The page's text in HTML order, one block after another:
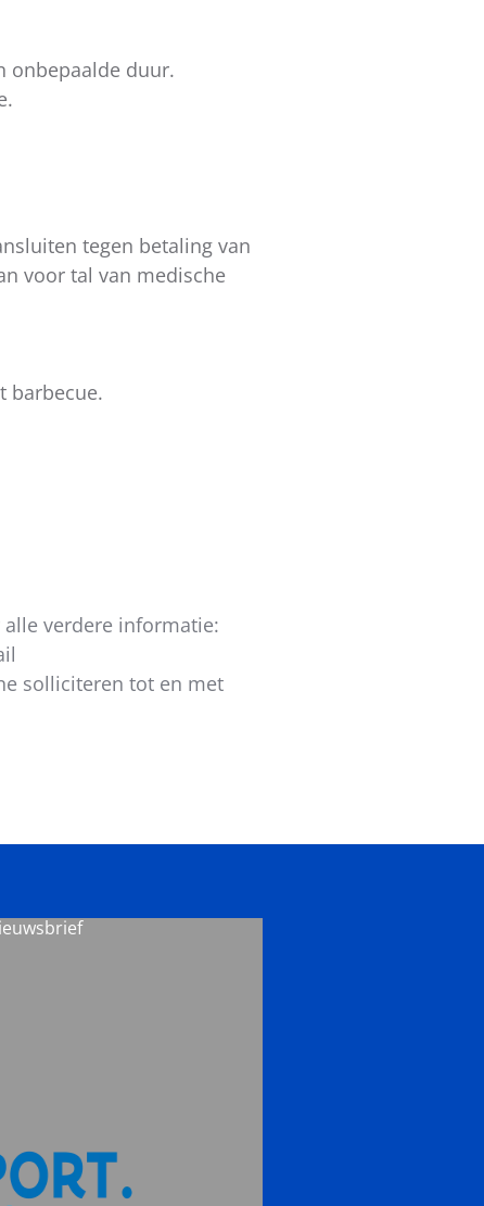
onbepaalde duur.
tegen betaling van
voor tal van medische
barbecue.
verdere informatie:
solliciteren tot en met